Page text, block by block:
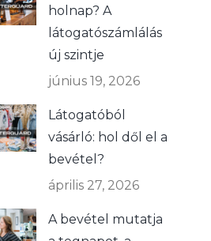
holnap? A
látogatószámlálás
új szintje
június 19, 2026
Látogatóból
vásárló: hol dől el a
bevétel?
április 27, 2026
A bevétel mutatja